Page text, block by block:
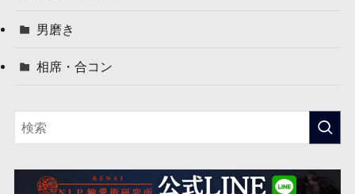
男磨き
相席・合コン